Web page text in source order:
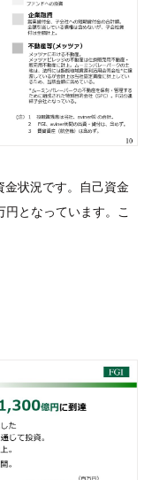
金状況です。自己資金
となっています。こ